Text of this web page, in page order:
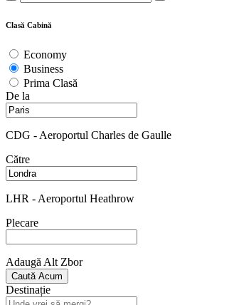
Clasă Cabină
Economy
Business
Prima Clasă
De la
CDG - Aeroportul Charles de Gaulle
Către
LHR - Aeroportul Heathrow
Plecare
Adaugă Alt Zbor
Caută Acum
Destinație